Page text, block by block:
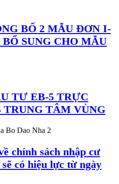
BỐ 2 MẪU ĐƠN I-
BỔ SUNG CHO MẪU
TƯ EB-5 TRỰC
TRUNG TÂM VÙNG
chính sách nhập cư
có hiệu lực từ ngày